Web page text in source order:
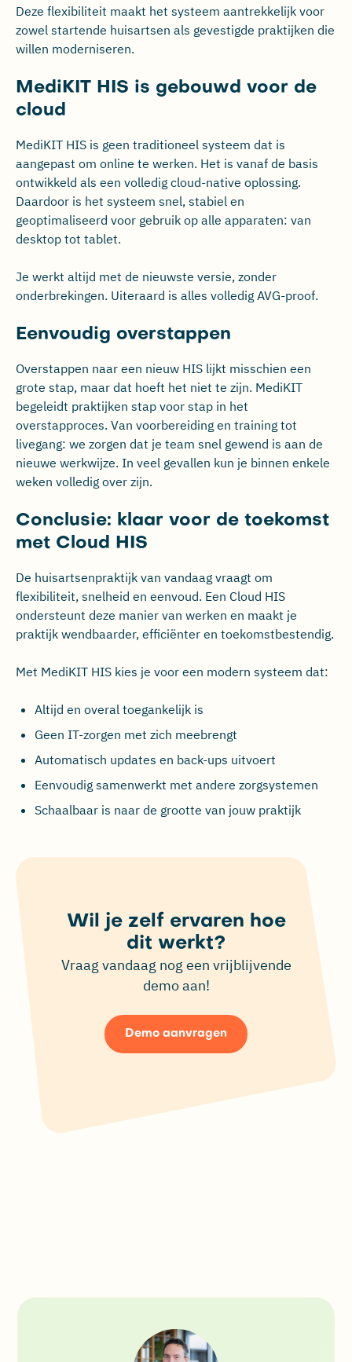
Deze flexibiliteit maakt het systeem aantrekkelijk voor
zowel startende huisartsen als gevestigde praktijken die
willen moderniseren.
MediKIT HIS is gebouwd voor de
cloud
MediKIT HIS is geen traditioneel systeem dat is
aangepast om online te werken. Het is vanaf de basis
ontwikkeld als een volledig cloud-native oplossing.
Daardoor is het systeem snel, stabiel en
geoptimaliseerd voor gebruik op alle apparaten: van
desktop tot tablet.
Je werkt altijd met de nieuwste versie, zonder
onderbrekingen. Uiteraard is alles volledig AVG-proof.
Eenvoudig overstappen
Overstappen naar een nieuw HIS lijkt misschien een
grote stap, maar dat hoeft het niet te zijn. MediKIT
begeleidt praktijken stap voor stap in het
overstapproces. Van voorbereiding en training tot
livegang: we zorgen dat je team snel gewend is aan de
nieuwe werkwijze. In veel gevallen kun je binnen enkele
weken volledig over zijn.
Conclusie: klaar voor de toekomst
met Cloud HIS
De huisartsenpraktijk van vandaag vraagt om
flexibiliteit, snelheid en eenvoud. Een Cloud HIS
ondersteunt deze manier van werken en maakt je
praktijk wendbaarder, efficiënter en toekomstbestendig.
Met MediKIT HIS kies je voor een modern systeem dat:
Altijd en overal toegankelijk is
Geen IT-zorgen met zich meebrengt
Automatisch updates en back-ups uitvoert
Eenvoudig samenwerkt met andere zorgsystemen
Schaalbaar is naar de grootte van jouw praktijk
Wil je zelf ervaren hoe
dit werkt?
Vraag vandaag nog een vrijblijvende
demo aan!
Demo aanvragen